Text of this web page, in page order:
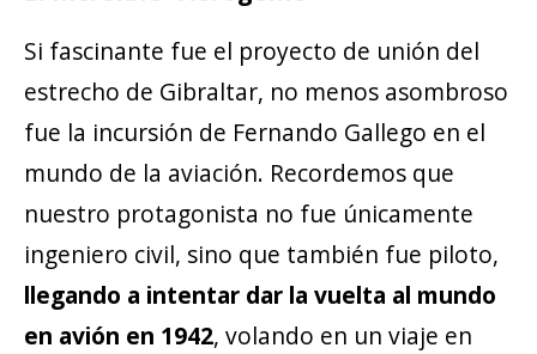
Si fascinante fue el proyecto de unión del
estrecho de Gibraltar, no menos asombroso
fue la incursión de Fernando Gallego en el
mundo de la aviación. Recordemos que
nuestro protagonista no fue únicamente
ingeniero civil, sino que también fue piloto,
llegando a intentar dar la vuelta al mundo
en avión en 1942, volando en un viaje en